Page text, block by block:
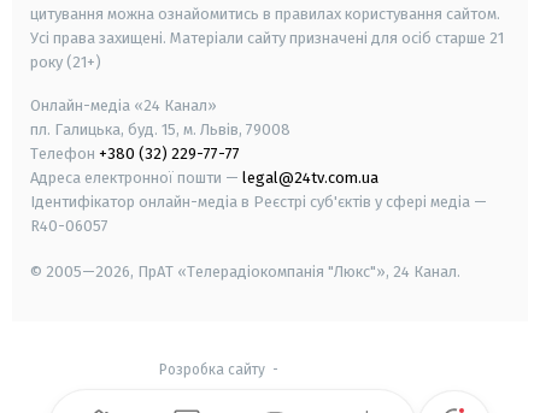
цитування можна ознайомитись в правилах користування сайтом.
Усі права захищені. Матеріали сайту призначені для осіб старше 21
року (21+)
Онлайн-медіа «24 Канал»
пл. Галицька, буд. 15, м. Львів, 79008
Телефон +380 (32) 229-77-77
Адреса електронної пошти — legal@24tv.com.ua
Ідентифікатор онлайн-медіа в Реєстрі суб'єктів у сфері медіа —
R40-06057
© 2005—2026, ПрАТ «Телерадіокомпанія "Люкс"», 24 Канал.
Розробка сайту-